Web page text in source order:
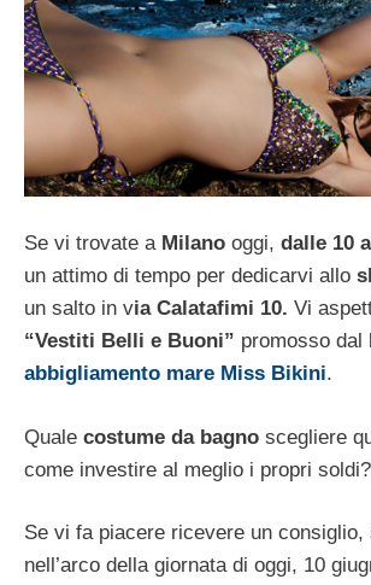
Se vi trovate a Milano oggi, dalle 10
un attimo di tempo per dedicarvi allo
un salto in via Calatafimi 10. Vi
“Vestiti Belli e Buoni” promosso dal
abbigliamento mare Miss Bikini.
Quale costume da bagno scegliere
come investire al meglio i propri soldi?
Se vi fa piacere ricevere un consiglio,
nell’arco della giornata di oggi, 10